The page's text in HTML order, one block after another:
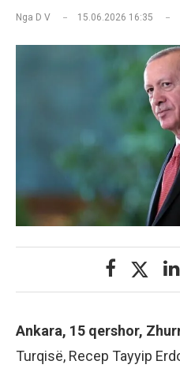
Nga D V 15.06.2026 16:35
Ankara, 15 qershor,
Turqisë, Recep Tayyip